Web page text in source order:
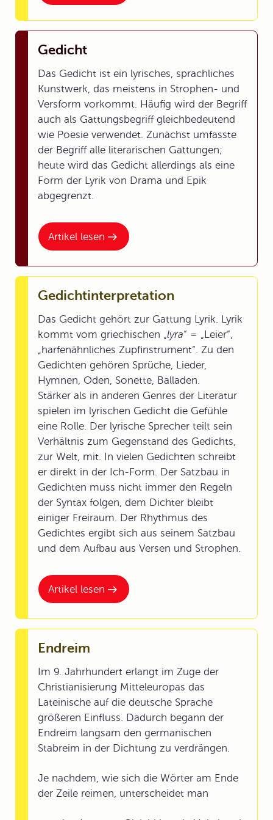
Artikel lesen
Gedicht
Das Gedicht ist ein lyrisches, sprachliches
Kunstwerk, das meistens in Strophen- und
Versform vorkommt. Häufig wird der Begriff
auch als Gattungsbegriff gleichbedeutend
wie Poesie verwendet. Zunächst umfasste
der Begriff alle literarischen Gattungen;
heute wird das Gedicht allerdings als eine
Form der Lyrik von Drama und Epik
abgegrenzt.
Artikel lesen
Gedichtinterpretation
Das Gedicht gehört zur Gattung Lyrik. Lyrik
kommt vom griechischen „lyra“ = „Leier“,
„harfenähnliches Zupfinstrument“. Zu den
Gedichten gehören Sprüche, Lieder,
Hymnen, Oden, Sonette, Balladen.
Stärker als in anderen Genres der Literatur
spielen im lyrischen Gedicht die Gefühle
eine Rolle. Der lyrische Sprecher teilt sein
Verhältnis zum Gegenstand des Gedichts,
zur Welt, mit. In vielen Gedichten schreibt
er direkt in der Ich-Form. Der Satzbau in
Gedichten muss nicht immer den Regeln
der Syntax folgen, dem Dichter bleibt
einiger Freiraum. Der Rhythmus des
Gedichtes ergibt sich aus seinem Satzbau
und dem Aufbau aus Versen und Strophen.
Endreim
Im 9. Jahrhundert erlangt im Zuge der
Christianisierung Mitteleuropas das
Lateinische auf die deutsche Sprache
größeren Einfluss. Dadurch begann der
Endreim langsam den germanischen
Stabreim in der Dichtung zu verdrängen.
Je nachdem, wie sich die Wörter am Ende
der Zeile reimen, unterscheidet man